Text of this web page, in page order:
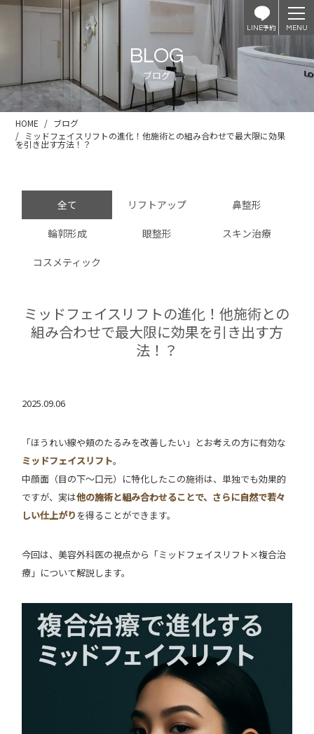
LINE予約
BLOG
ブログ
HOME
ブログ
ミッドフェイスリフトの進化！他施術との組み合わせで最大限に効果
を引き出す方法！？
全て リフトアップ 鼻整形
輪郭形成 眼整形 スキン治療
コスメティック
ミッドフェイスリフトの進化！他施術との
組み合わせで最大限に効果を引き出す方
法！？
2025.09.06
「ほうれい線や頬のたるみを改善したい」とお考えの方に有効な
ミッドフェイスリフト。
中顔面（目の下〜口元）に特化したこの施術は、単独でも効果的
ですが、実は他の施術と組み合わせることで、さらに自然で若々
しい仕上がり を得ることができます。
今回は、美容外科医の視点から「ミッドフェイスリフト×複合治
療」について解説します。